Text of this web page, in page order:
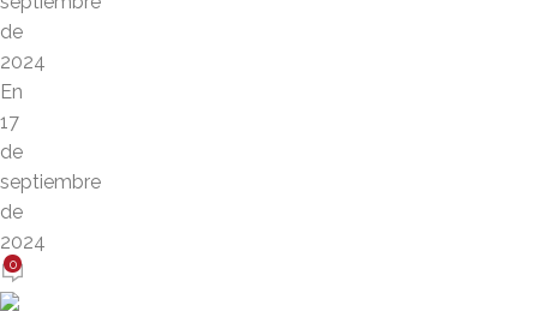
de
2024
En
17
de
septiembre
de
2024
0